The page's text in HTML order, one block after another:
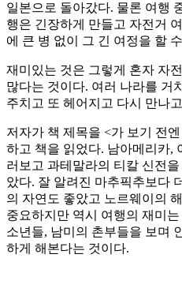
일본으로 돌아갔다. 물론 여행
행은 긴장하게 만들고 자전거
에 큰 병 없이 그 긴 여정을 할
재미있는 것은 그렇게 혼자 자
많다는 것이다. 여러 나라를 거
주치고 또 헤어지고 다시 만나
저자가 책 제목을 <가 보기 전
하고 책을 읽었다. 남아메리카,
러보고 과테말라의 티칼 신전
았다. 잘 알려진 마추픽추보다
의 자연도 좋았고 노르웨이의
중요하지만 역시 여행의 재미
소년들, 남미의 촌부들을 보며
하게 해본다는 것이다.